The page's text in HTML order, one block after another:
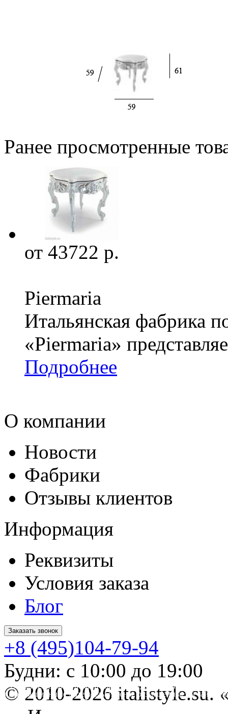
Ранее просмотренные
от 43722 р.
Piermaria
Итальянская фабрика
«Piermaria»
Подробнее
О компании
Новости
Фабрики
Отзывы клиентов
Информация
Реквизиты
Условия заказа
Блог
Заказать звонок
+8 (495)104-79-94
Будни: с 10:00 до 19:00
* Обращаем ваше внимание на то, что данный интернет-сайт
информационные материалы и цены, размещенные на сайте,
Гражданского кодекса РФ.
© 2010-2026 italistyle.su.